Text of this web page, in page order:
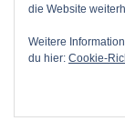
die Website
Weitere
du hier: Cookie-